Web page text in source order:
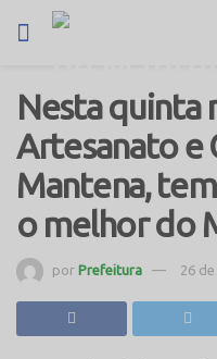
Nesta quinta
Artesanato e
Mantena,
o melhor do
por Prefeitura 26